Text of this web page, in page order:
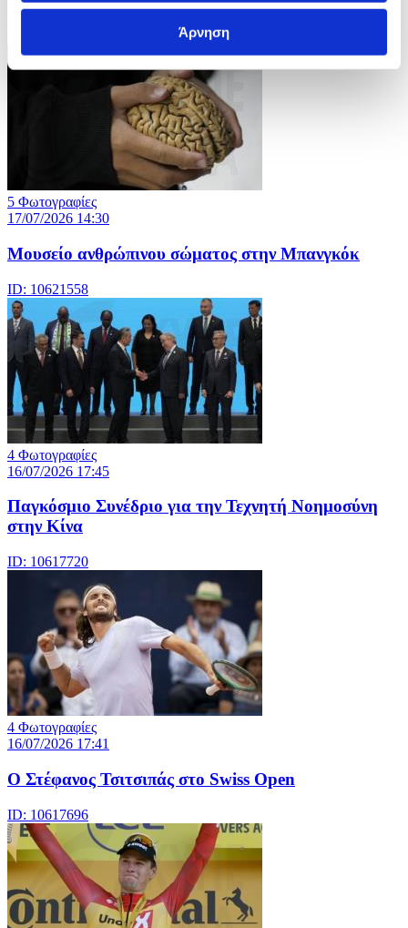
Άρνηση
5 Φωτογραφίες
17/07/2026 14:30
Μουσείο ανθρώπινου σώματος στην Μπανγκόκ
ID: 10621558
4 Φωτογραφίες
16/07/2026 17:45
Παγκόσμιο Συνέδριο για την Τεχνητή Νοημοσύνη
στην Κίνα
ID: 10617720
4 Φωτογραφίες
16/07/2026 17:41
Ο Στέφανος Τσιτσιπάς στο Swiss Open
ID: 10617696